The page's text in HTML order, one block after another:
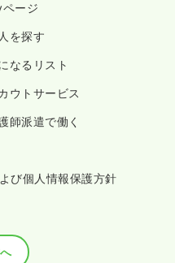
ページ
を探す
なるリスト
ウトサービス
師派遣で働く
び個人情報保護方針